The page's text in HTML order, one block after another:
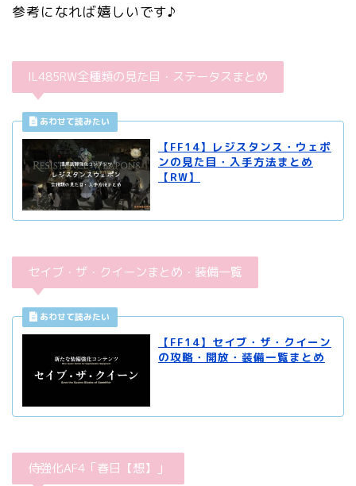
参考になれば嬉しいです♪
IL485RW全種類の見た目・ステータスまとめ
【FF14】レジスタンス・ウェポ
ンの見た目・入手方法まとめ
【RW】
セイブ・ザ・クイーンまとめ・装備一覧
【FF14】セイブ・ザ・クイーン
の攻略・開放・装備一覧まとめ
侍強化AF4「春日【想】」